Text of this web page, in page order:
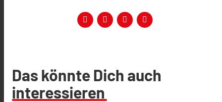
Das könnte Dich auch
interessieren